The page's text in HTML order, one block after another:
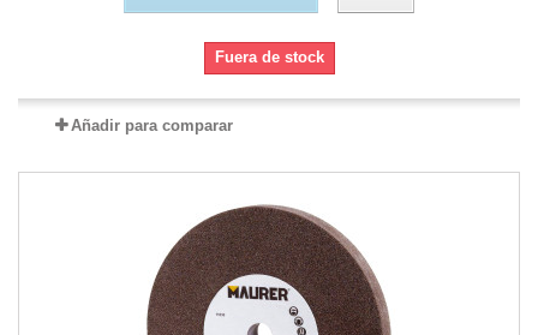
Fuera de stock
Añadir para comparar